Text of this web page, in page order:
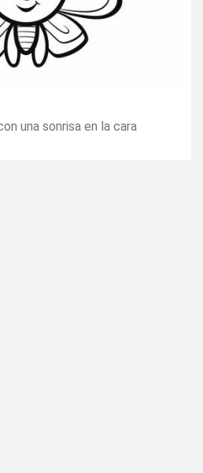
una sonrisa en la cara